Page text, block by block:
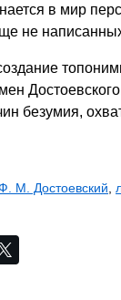
в мир
не
безумия,
М. Достоевский,